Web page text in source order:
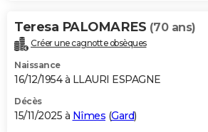
Teresa PALOMARES (70 ans)
Créer une cagnotte obsèques
Naissance
16/12/1954 à LLAURI ESPAGNE
Décès
15/11/2025 à Nîmes (Gard)